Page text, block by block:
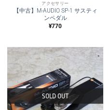
アクセサリー
【中古】M-AUDIO SP-1 サスティ
ンペダル
¥770
SOLD OUT